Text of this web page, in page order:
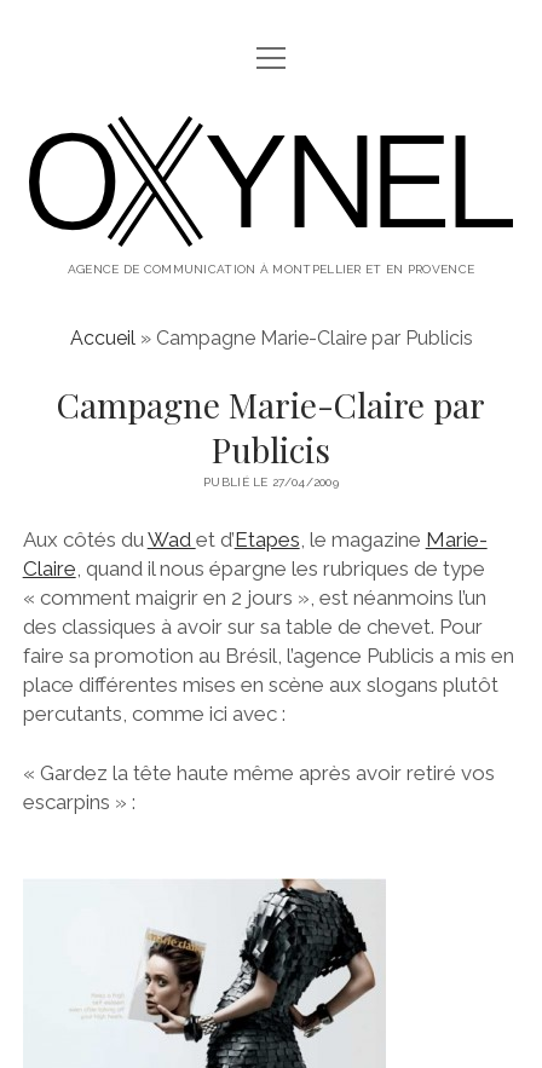
ABOUT
twitterinstagram
linkedin
ouvrir
menu
oxynel,
le
blog
AGENCE DE COMMUNICATION À MONTPELLIER ET EN PROVENCE
Accueil» Campagne Marie-Claire par Publicis
Campagne Marie-Claire par
Publicis
PUBLIÉ LE 27/04/2009
Aux côtés du Wad et d’Etapes , le magazine Marie-
Claire , quand il nous épargne les rubriques de type
« comment maigrir en 2 jours », est néanmoins l’un
des classiques à avoir sur sa table de chevet. Pour
faire sa promotion au Brésil, l’agence Publicis a mis en
place différentes mises en scène aux slogans plutôt
percutants, comme ici avec :
« Gardez la tête haute même après avoir retiré vos
escarpins » :